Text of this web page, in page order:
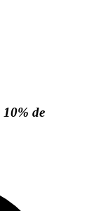
10% de